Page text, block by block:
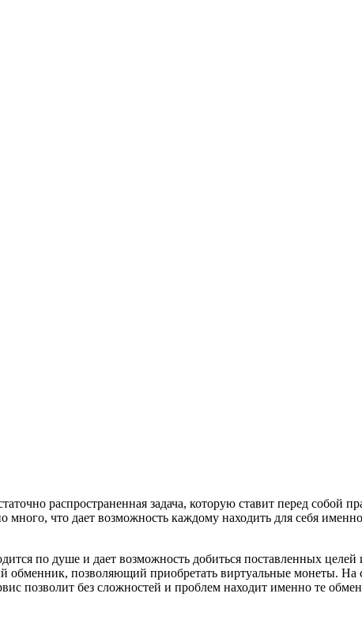
распространенная задача, которую ставит перед собой
что дает возможность каждому находить для себя
по душе и дает возможность добиться поставленных целей
обменник, позволяющий приобретать виртуальные монеты.
позволит без сложностей и проблем находит именно те